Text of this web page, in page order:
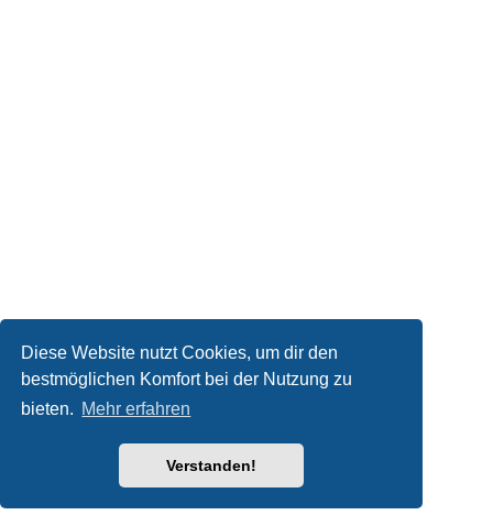
Diese Website nutzt Cookies, um dir den
bestmöglichen Komfort bei der Nutzung zu
bieten. Mehr erfahren
Verstanden!